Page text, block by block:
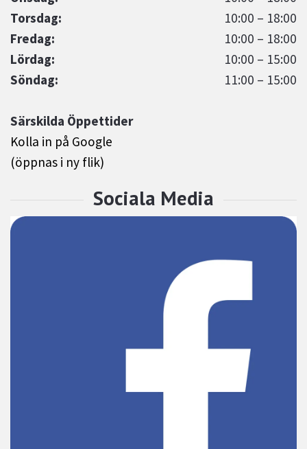
Torsdag:
10:00 – 18:00
Fredag:
10:00 – 18:00
Lördag:
10:00 – 15:00
Söndag:
11:00 – 15:00
Särskilda Öppettider
Kolla in på Google
(öppnas i ny flik)